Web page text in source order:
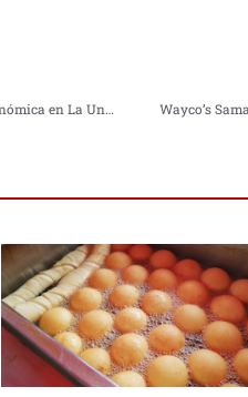
Fortalecen actividades por reactivación económica en La Unión Wayco’s